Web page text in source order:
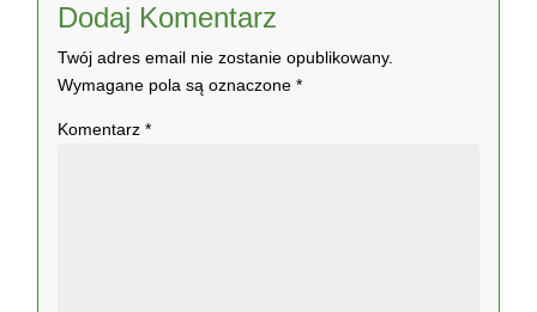
Dodaj Komentarz
Twój adres email nie zostanie opublikowany.
Wymagane pola są oznaczone*
Komentarz*